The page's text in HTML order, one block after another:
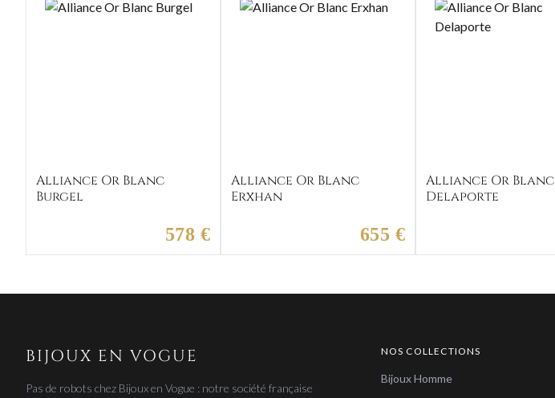
Alliance Or Blanc
Burgel
578 €
Alliance Or Blanc
Erxhan
655 €
Alliance Or Blanc
Delaporte
BIJOUX EN VOGUE
Pas de robots chez Bijoux en Vogue : notre société française
NOS COLLECTIONS
Bijoux Homme